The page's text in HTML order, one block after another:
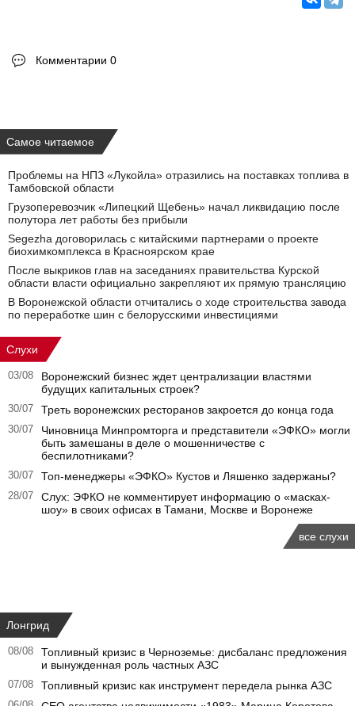
Комментарии 0
Самое читаемое
Проблемы на НПЗ «Лукойла» отразились на поставках топлива в
Тамбовской области
Грузоперевозчик «Липецкий Щебень» начал ликвидацию после
полутора лет работы без прибыли
Segezha договорилась с китайскими партнерами о проекте
биохимкомплекса в Красноярском крае
После выкриков глав на заседаниях правительства Курской
области власти официально закрепляют их прямую трансляцию
В Воронежской области отчитались о ходе строительства завода
по переработке шин с белорусскими инвестициями
Слухи
03/08
Воронежский бизнес ждет централизации властями
будущих капитальных строек?
30/07 Треть воронежских ресторанов закроется до конца года
30/07
Чиновница Минпромторга и представители «ЭФКО» могли
быть замешаны в деле о мошенничестве с
беспилотниками?
30/07 Топ-менеджеры «ЭФКО» Кустов и Ляшенко задержаны?
28/07
Слух: ЭФКО не комментирует информацию о «масках-
шоу» в своих офисах в Тамани, Москве и Воронеже
все слухи
Лонгрид
08/08
Топливный кризис в Черноземье: дисбаланс предложения
и вынужденная роль частных АЗС
07/08 Топливный кризис как инструмент передела рынка АЗС